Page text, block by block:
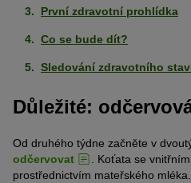
První zdravotní prohlídka
Co se bude dít?
Sledování zdravotního
Důležité:
Od druhého týdne začněte v
odčervovat
. Koťata se
prostřednictvím mateřského